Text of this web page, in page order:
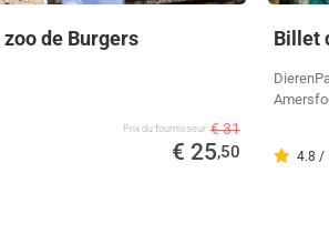
de Burgers
Prix ​​du fournisseur € 31
€ 25,50
Billet
4.8 /